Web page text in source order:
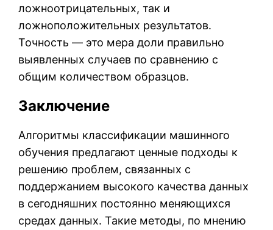
ложноотрицательных, так и
ложноположительных результатов.
Точность — это мера доли правильно
выявленных случаев по сравнению с
общим количеством образцов.
Заключение
Алгоритмы классификации машинного
обучения предлагают ценные подходы к
решению проблем, связанных с
поддержанием высокого качества данных
в сегодняшних постоянно меняющихся
средах данных. Такие методы, по мнению